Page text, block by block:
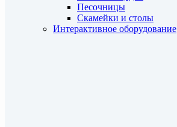
Песочницы
Скамейки и столы
Интерактивное оборудование